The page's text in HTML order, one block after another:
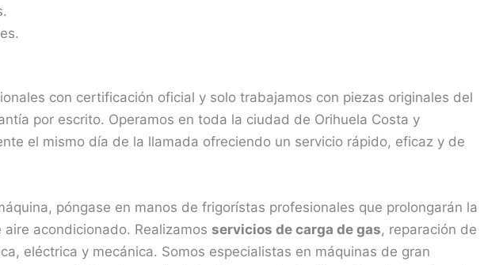
con certificación oficial y solo trabajamos con piezas originales del
por escrito. Operamos en toda la ciudad de Orihuela Costa y
el mismo día de la llamada ofreciendo un servicio rápido, eficaz y de
póngase en manos de frigorístas profesionales que prolongarán la
acondicionado. Realizamos servicios de carga de gas, reparación de
eléctrica y mecánica. Somos especialistas en máquinas de gran